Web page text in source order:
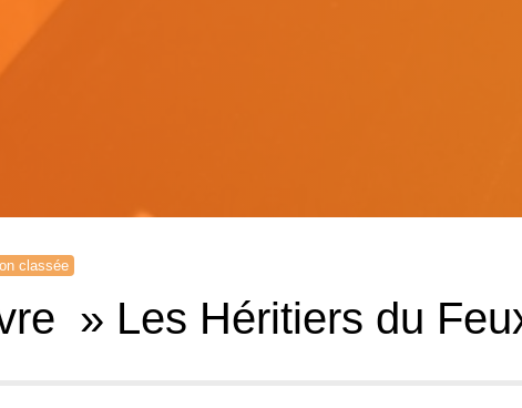
classée
» Les Héritiers du